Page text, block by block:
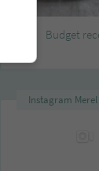
Budget
Instagram Merel